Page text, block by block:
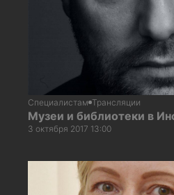
Специалистам Трансляции
Музеи и библиотеки в
3 октября 2017 13:00